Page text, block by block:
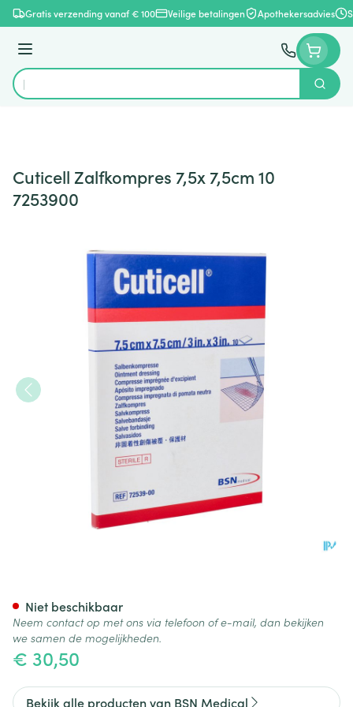
Ga naar de inhoud
Gratis verzending vanaf € 100 Veilige betalingen Apothekersadvies
Menu
Product, merk, categorie...
Zoek
Cuticell Zalfkompres 7,5x 7,5cm 10
7253900
€ 30,50
Niet beschikbaar
Neem contact op met ons via telefoon of e-mail, dan bekijken
we samen de mogelijkheden.
Bekijk alle producten van BSN Medical